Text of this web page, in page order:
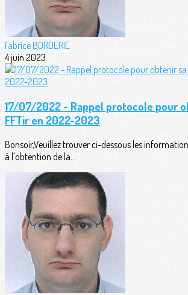
Fabrice BORDERIE
4 juin 2023
17/07/2022 - Rappel protocole pour
FFTir en 2022-2023
Bonsoir,Veuillez trouver ci-dessous les
à l'obtention de la...